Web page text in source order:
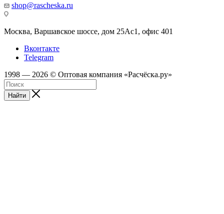
shop@rascheska.ru
Москва, Варшавское шоссе, дом 25Аc1, офис 401
Вконтакте
Telegram
1998 — 2026 © Оптовая компания «Расчёска.ру»
Найти